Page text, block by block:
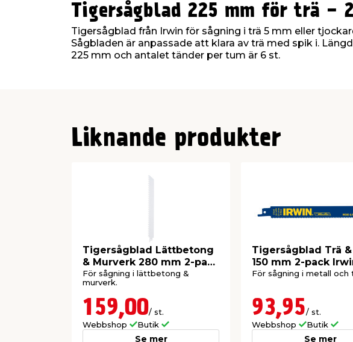
Tigersågblad 225 mm för trä -
Tigersågblad från Irwin för sågning i trä 5 mm eller
Sågbladen är anpassade att klara av trä med spik i.
225 mm och antalet tänder per tum är 6 st.
Liknande produkter
Tigersågblad Lättbetong
& Murverk 280 mm 2-pack
Prize
För sågning i lättbetong &
murverk.
159,00/ st.
Webbshop
Butik
Se mer
Tigersågblad Trä
150 mm 2-pack
För sågning i metall och
93,95/ st.
Webbshop
Butik
Se mer